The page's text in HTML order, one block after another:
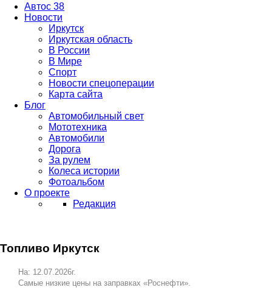
Автос 38
Новости
Иркутск
Иркутская область
В России
В Мире
Спорт
Новости спецоперации
Карта сайта
Блог
Автомобильный свет
Мототехника
Автомобили
Дорога
За рулем
Колеса истории
Фотоальбом
О проекте
Редакция
Топливо Иркутск
На: 12.07.2026г.
Самые низкие цены на заправках «Роснефти».